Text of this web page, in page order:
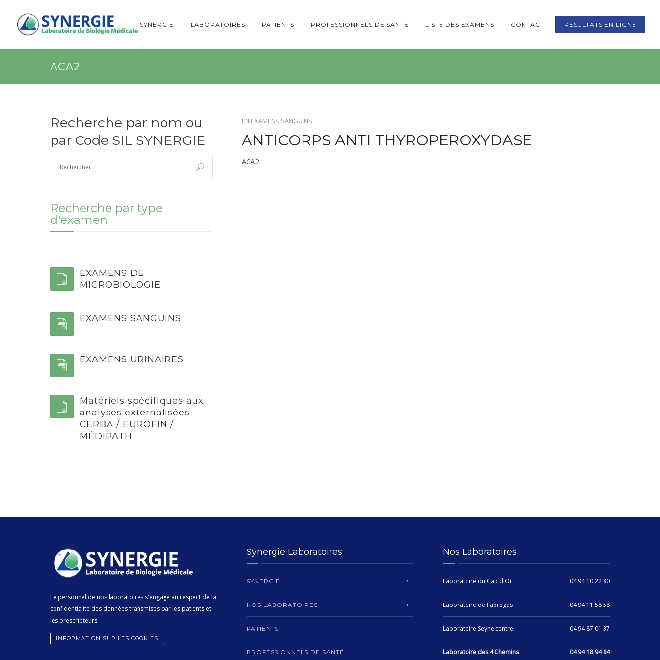
SYNERGIE LABORATOIRES PATIENTS PROFESSIONNELS DE SANTÉ LISTE DES EXAMENS CONTACT RÉSULTATS EN LIGNE
ACA2
EN EXAMENS SANGUINS
ANTICORPS ANTI THYROPEROXYDASE
ACA2
Recherche par nom ou
par Code SIL SYNERGIE
Recherche par type
d'examen
EXAMENS DE
MICROBIOLOGIE
EXAMENS SANGUINS
EXAMENS URINAIRES
Matériels spécifiques aux
analyses externalisées
CERBA / EUROFIN /
MÉDIPATH
Le personnel de nos laboratoires s'engage au respect de la
confidentialité des données transmises par les patients et
les prescripteurs.
INFORMATION SUR LES COOKIES
Synergie Laboratoires
SYNERGIE
NOS LABORATOIRES
PATIENTS
PROFESSIONNELS DE SANTÉ
Nos Laboratoires
Laboratoire du Cap d'Or 04 94 10 22 80
Laboratoire de Fabregas 04 94 11 58 58
Laboratoire Seyne centre 04 94 87 01 37
Laboratoire des 4 Chemins 04 94 18 94 94